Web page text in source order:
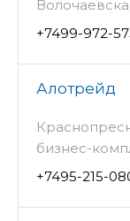
+7499-972-
Алотрейд
бизнес-
+7495-215-